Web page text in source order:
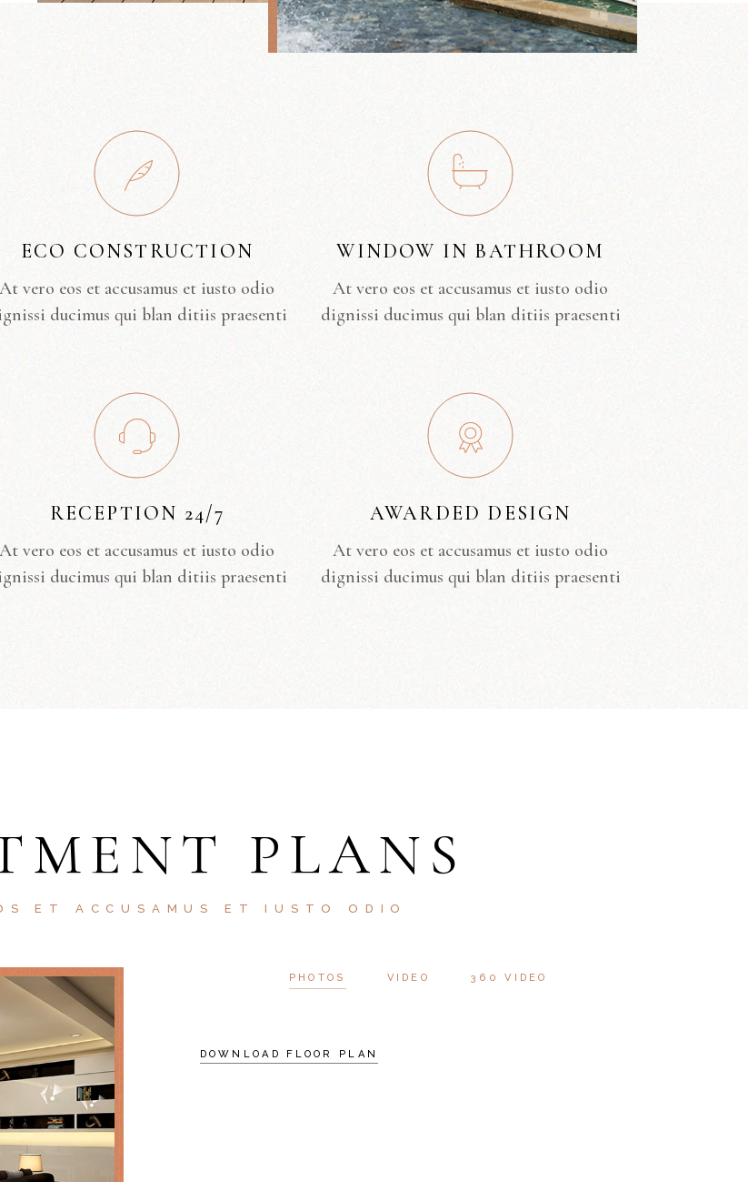
ECO CONSTRUCTION
At vero eos et accusamus et iusto odio
ducimus qui blan ditiis praesenti
WINDOW IN BATHROOM
At vero eos et accusamus et iusto odio
dignissi ducimus qui blan ditiis praesenti
RECEPTION 24/7
At vero eos et accusamus et iusto odio
ducimus qui blan ditiis praesenti
AWARDED DESIGN
At vero eos et accusamus et iusto odio
dignissi ducimus qui blan ditiis praesenti
PLANS
ET ACCUSAMUS ET IUSTO ODIO
PHOTOS VIDEO 360 VIDEO
DOWNLOAD FLOOR PLAN